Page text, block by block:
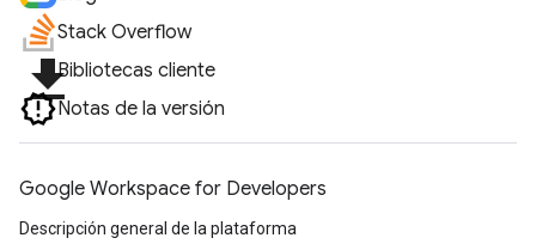
Stack Overflow
file_downloadBibliotecas cliente
Notas de la versión
Google Workspace for Developers
Descripción general de la plataforma